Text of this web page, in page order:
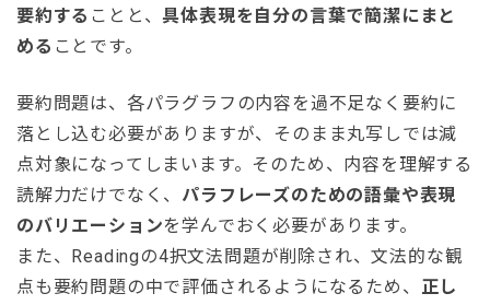
要約する ことと、具体表現を自分の言葉で簡潔にまと
める ことです。
要約問題は、各パラグラフの内容を過不足なく要約に
落とし込む必要がありますが、そのまま丸写しでは減
点対象になってしまいます。そのため、内容を理解する
読解力だけでなく、 パラフレーズのための語彙や表現
のバリエーションを学んでおく必要があります。
また、Readingの4択文法問題が削除され、文法的な観
点も要約問題の中で評価されるようになるため、 正し